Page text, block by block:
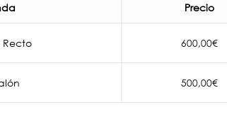
Precio
Recto 600,00€
500,00€